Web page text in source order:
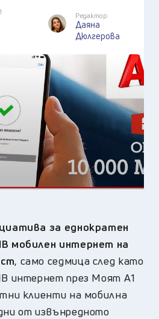
Редактор:
Даяна
Дюлгерова
за еднократен
мобилен интернет на
, само седмица след като
интернет през Моят А1
клиенти на мобилна
от извънредното